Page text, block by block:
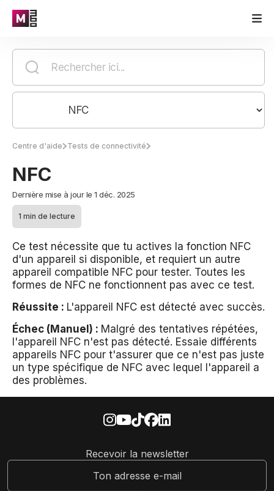
Centre d'aide Tests de connectivité
NFC
Dernière mise à jour le 1 déc. 2025
1 min de lecture
Ce test nécessite que tu actives la fonction NFC
d'un appareil si disponible, et requiert un autre
appareil compatible NFC pour tester. Toutes les
formes de NFC ne fonctionnent pas avec ce test.
Réussite : L'appareil NFC est détecté avec succès.
Échec (Manuel) : Malgré des tentatives répétées,
l'appareil NFC n'est pas détecté. Essaie différents
appareils NFC pour t'assurer que ce n'est pas juste
un type spécifique de NFC avec lequel l'appareil a
des problèmes.
Recevoir la newsletter